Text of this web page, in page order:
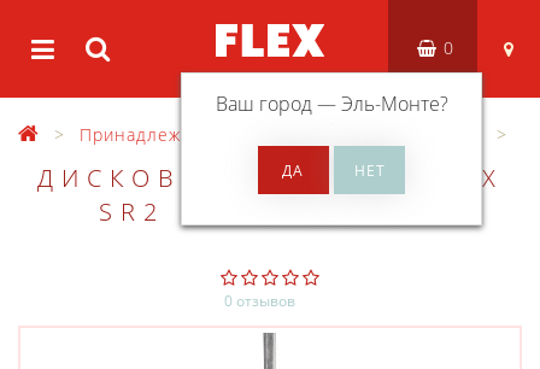
Ваш город —Эль-Монте?
0
Принадлежности
ДИСКОВАЯ НАСАДКА FLEX
SR2 100X600 SW10
0 отзывов